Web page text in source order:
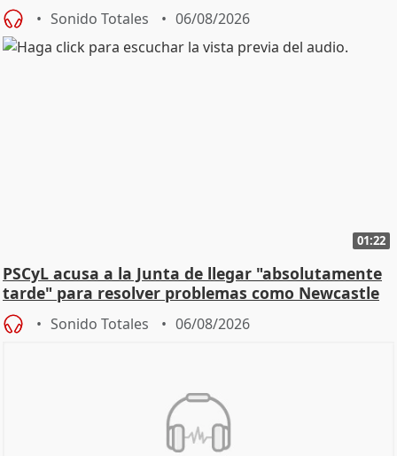
Sonido Totales 06/08/2026
01:22
PSCyL acusa a la Junta de llegar "absolutamente
tarde" para resolver problemas como Newcastle
Sonido Totales 06/08/2026